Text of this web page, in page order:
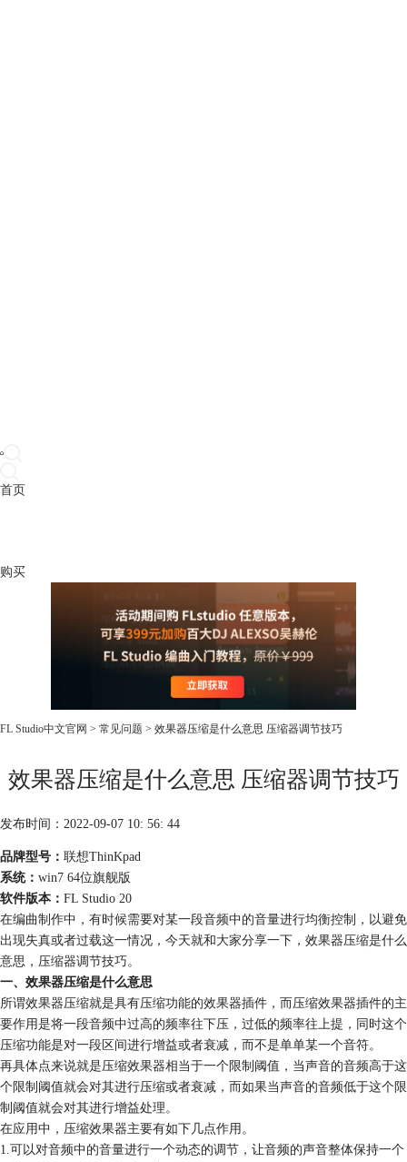
首页
购买
FL Studio中文官网 > 常见问题 > 效果器压缩是什么意思 压缩器调节技巧
效果器压缩是什么意思 压缩器调节技巧
发布时间：2022-09-07 10: 56: 44
品牌型号： 联想ThinKpad
系统： win7 64位旗舰版
软件版本： FL Studio 20
在编曲制作中，有时候需要对某一段音频中的音量进行均衡控制，以避免
出现失真或者过载这一情况，今天就和大家分享一下，效果器压缩是什么
意思，压缩器调节技巧。
一、效果器压缩是什么意思
所谓效果器压缩就是具有压缩功能的效果器插件，而压缩效果器插件的主
要作用是将一段音频中过高的频率往下压，过低的频率往上提，同时这个
压缩功能是对一段区间进行增益或者衰减，而不是单单某一个音符。
再具体点来说就是压缩效果器相当于一个限制阈值，当声音的音频高于这
个限制阈值就会对其进行压缩或者衰减，而如果当声音的音频低于这个限
制阈值就会对其进行增益处理。
在应用中，压缩效果器主要有如下几点作用。
1.可以对音频中的音量进行一个动态的调节，让音频的声音整体保持一个